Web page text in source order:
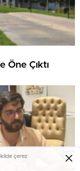
Öne Çıktı
çerez